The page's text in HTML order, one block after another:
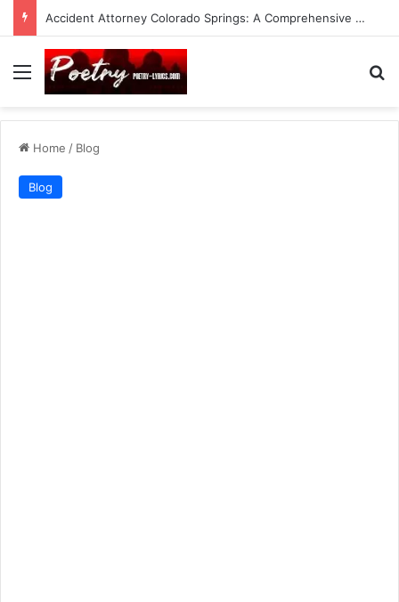
Accident Attorney Colorado Springs: A Comprehensive Guide
Menu
Home / Blog
Blog